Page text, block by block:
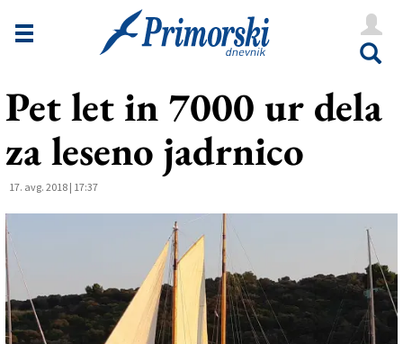
Novice
Goriška
Kultura
Še
Vreme
V Kioskih
Pet let in 7000 ur dela
za leseno jadrnico
17. avg. 2018 | 17:37